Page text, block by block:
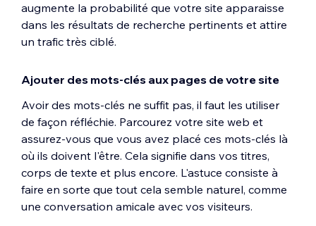
augmente la probabilité que votre site apparaisse
dans les résultats de recherche pertinents et attire
un trafic très ciblé.
Ajouter des mots-clés aux pages de votre site
Avoir des mots-clés ne suffit pas, il faut les utiliser
de façon réfléchie. Parcourez votre site web et
assurez-vous que vous avez placé ces mots-clés là
où ils doivent l'être. Cela signifie dans vos titres,
corps de texte et plus encore. L'astuce consiste à
faire en sorte que tout cela semble naturel, comme
une conversation amicale avec vos visiteurs.